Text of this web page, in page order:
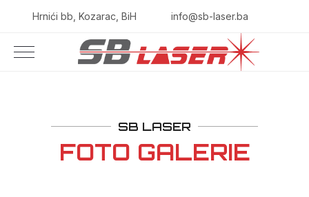
Hrnići bb, Kozarac, BiH info@sb-laser.ba
SB LASER
FOTO GALERIE